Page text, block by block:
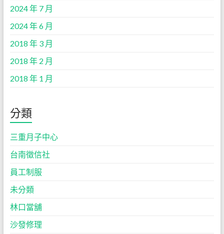
2024 年 7 月
2024 年 6 月
2018 年 3 月
2018 年 2 月
2018 年 1 月
分類
三重月子中心
台南徵信社
員工制服
未分類
林口當舖
沙發修理